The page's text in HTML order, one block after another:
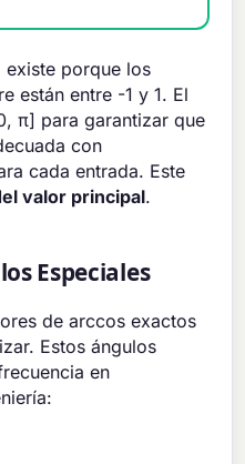
porque los
están entre -1 y 1. El
π] para garantizar que
con
cada entrada. Este
valor principal.
Especiales
de arccos exactos
Estos ángulos
en